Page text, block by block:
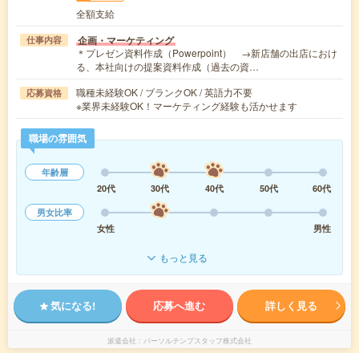
全額支給
仕事内容 企画・マーケティング
＊プレゼン資料作成（Powerpoint） →新店舗の出店におけ
る、本社向けの提案資料作成（過去の資…
応募資格
職種未経験OK / ブランクOK / 英語力不要
※業界未経験OK！マーケティング経験も活かせます
職場の雰囲気
年齢層
20代
30代 40代 50代
60代
男女比率
女性
男性
もっと見る
気になる! 応募へ進む 詳しく見る
派遣会社 パーソルテンプスタッフ株式会社